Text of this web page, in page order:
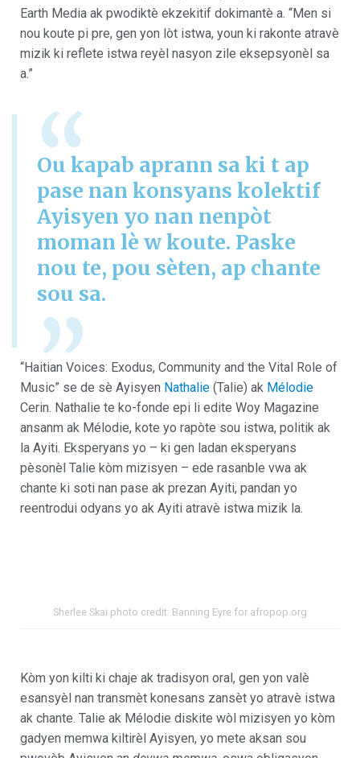
Earth Media ak pwodiktè ekzekitif dokimantè a. “Men si
nou koute pi pre, gen yon lòt istwa, youn ki rakonte atravè
mizik ki reflete istwa reyèl nasyon zile eksepsyonèl sa
a.”
“
Ou kapab aprann sa ki t ap
pase nan konsyans kolektif
Ayisyen yo nan nenpòt
moman lè w koute. Paske
nou te, pou sèten, ap chante
sou sa.
”
“Haitian Voices: Exodus, Community and the Vital Role of
Music” se de sè Ayisyen Nathalie (Talie) ak Mélodie
Cerin. Nathalie te ko-fonde epi li edite Woy Magazine
ansanm ak Mélodie, kote yo rapòte sou istwa, politik ak
la Ayiti. Eksperyans yo – ki gen ladan eksperyans
pèsonèl Talie kòm mizisyen – ede rasanble vwa ak
chante ki soti nan pase ak prezan Ayiti, pandan yo
reentrodui odyans yo ak Ayiti atravè istwa mizik la.
Sherlee Skai photo credit: Banning Eyre for afropop.org
Kòm yon kilti ki chaje ak tradisyon oral, gen yon valè
esansyèl nan transmèt konesans zansèt yo atravè istwa
ak chante. Talie ak Mélodie diskite wòl mizisyen yo kòm
gadyen memwa kiltirèl Ayisyen, yo mete aksan sou